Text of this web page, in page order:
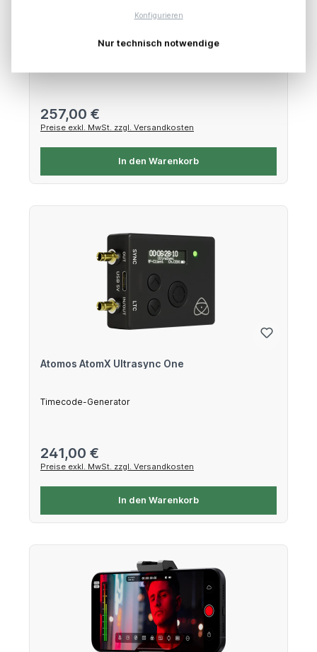
Atomos Connect for Ninja V/V+
Regulärer Preis:
257,00 €
Preise exkl. MwSt. zzgl. Versandkosten
In den Warenkorb
Atomos AtomX Ultrasync One
Timecode-Generator
Regulärer Preis:
241,00 €
Preise exkl. MwSt. zzgl. Versandkosten
In den Warenkorb
Nur technisch notwendige
Konfigurieren